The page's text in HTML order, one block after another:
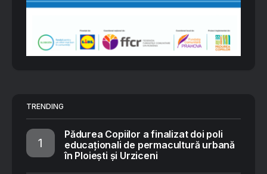
TRENDING
Pădurea Copiilor a finalizat doi poli
educaționali de permacultură urbană
în Ploiești și Urziceni